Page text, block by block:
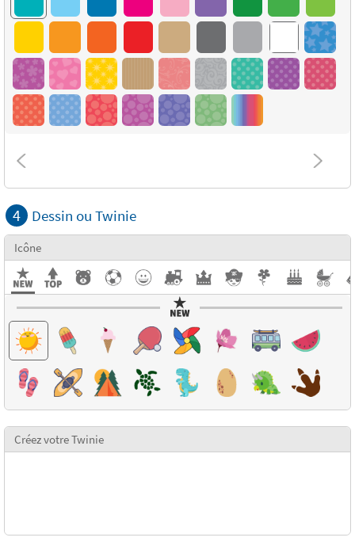
4 Dessin ou Twinie
Icône
Créez votre Twinie